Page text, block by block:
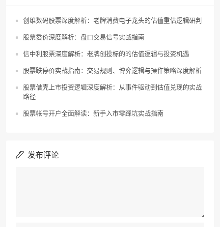
创维数码股票深度解析：老牌消费电子龙头的估值重估逻辑研判
股票委价深度解析：盘口交易信号实战指南
信中利股票深度解析：老牌创投标的的估值逻辑与投资机遇
股票跌停价实战指南：交易规则、博弈逻辑与操作策略深度解析
股票借壳上市投资逻辑深度解析：从事件驱动到估值兑现的实战
路径
股票帐号开户全面解读：新手入市零踩坑实战指南
发布评论